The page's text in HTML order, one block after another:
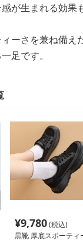
が生まれる効果
ーさを兼ね備え
足です。
¥9,780(税込)
黒靴 厚底スポーティ